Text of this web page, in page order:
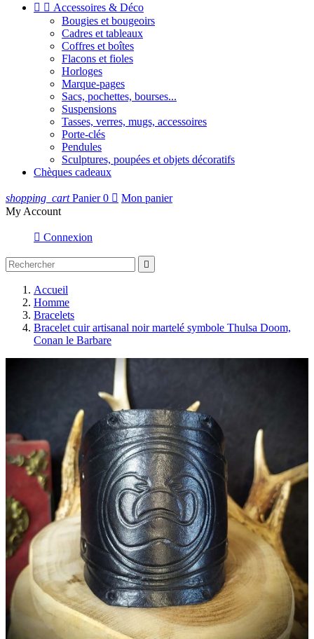
  Accessoires & Déco
Bougies et bougeoirs
Cadres et tableaux
Coffres et boîtes
Flacons et fioles
Horloges
Marque-pages
Sacs, pochettes, bourses...
Suspensions
Tasses, verres, mugs, accessoires
Porte-clés
Pendules
Sculptures, poupées et objets décoratifs
Chèques cadeaux
shopping_cart Panier 0  Mon panier
My Account
 Connexion

Accueil
Homme
Bracelets
Bracelet cuir artisanal noir martelé symbole Thulsa Doom,
Conan le Barbare